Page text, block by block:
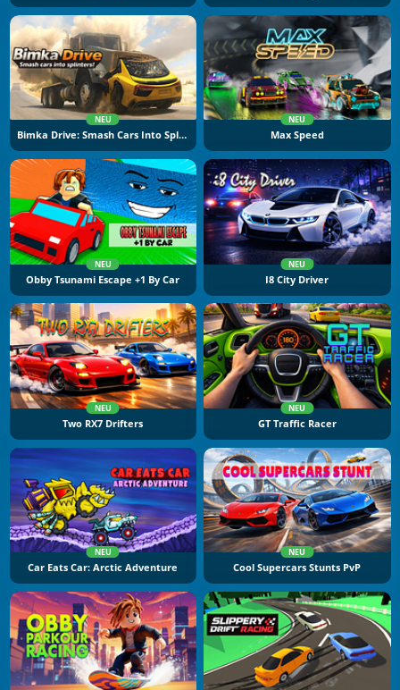
NEU
Bimka Drive: Smash Cars Into Splinters
NEU
Max Speed
NEU
Obby Tsunami Escape +1 By Car
NEU
I8 City Driver
NEU
Two RX7 Drifters
NEU
GT Traffic Racer
NEU
Car Eats Car: Arctic Adventure
NEU
Cool Supercars Stunts PvP